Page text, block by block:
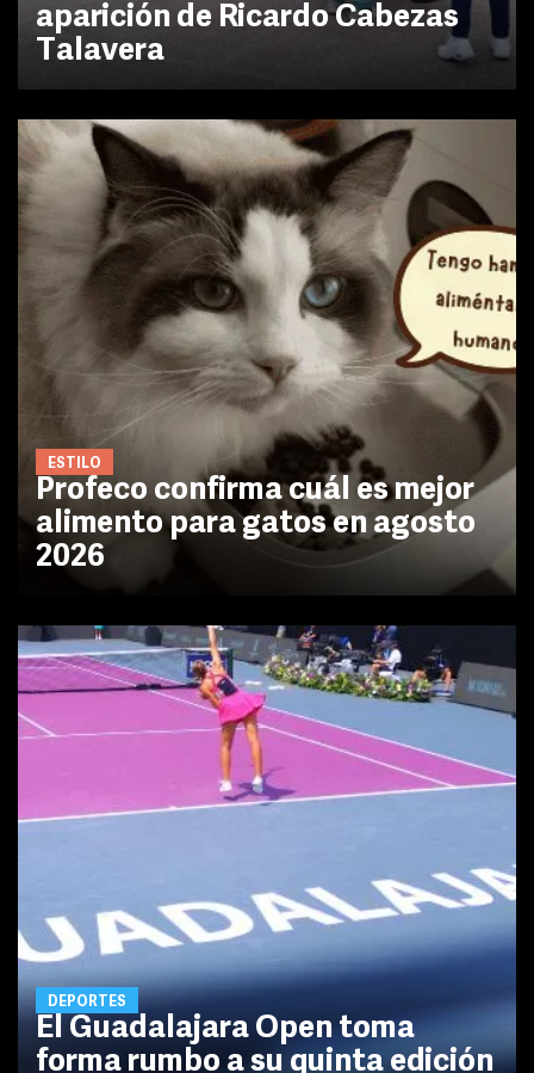
aparición de Ricardo Cabezas
Talavera
ESTILO
Profeco confirma cuál es mejor
alimento para gatos en agosto
2026
DEPORTES
El Guadalajara Open toma
forma rumbo a su quinta edición